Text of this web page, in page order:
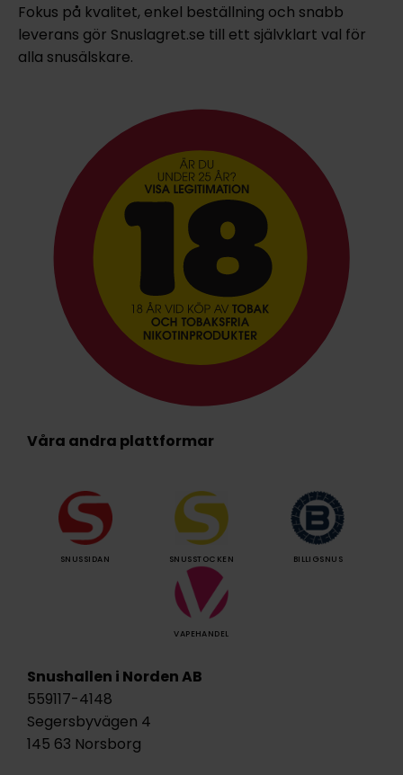
Fokus på kvalitet, enkel beställning och snabb
leverans gör Snuslagret.se till ett självklart val för
alla snusälskare.
Våra andra plattformar
SNUSSIDAN SNUSSTOCKEN BILLIGSNUS
VAPEHANDEL
Snushallen i Norden AB
559117-4148
Segersbyvägen 4
145 63 Norsborg